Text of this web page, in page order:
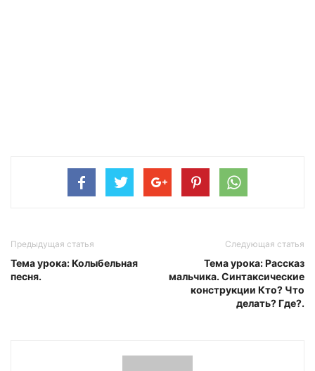
Предыдущая статья
Тема урока: Колыбельная
песня.
Следующая статья
Тема урока: Рассказ
мальчика. Синтаксические
конструкции Кто? Что
делать? Где?.